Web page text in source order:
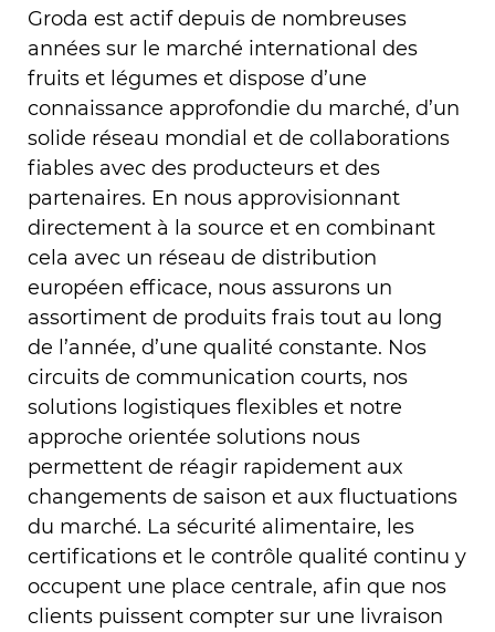
Groda est actif depuis de nombreuses
années sur le marché international des
fruits et légumes et dispose d’une
connaissance approfondie du marché, d’un
solide réseau mondial et de collaborations
fiables avec des producteurs et des
partenaires. En nous approvisionnant
directement à la source et en combinant
cela avec un réseau de distribution
européen efficace, nous assurons un
assortiment de produits frais tout au long
de l’année, d’une qualité constante. Nos
circuits de communication courts, nos
solutions logistiques flexibles et notre
approche orientée solutions nous
permettent de réagir rapidement aux
changements de saison et aux fluctuations
du marché. La sécurité alimentaire, les
certifications et le contrôle qualité continu y
occupent une place centrale, afin que nos
clients puissent compter sur une livraison